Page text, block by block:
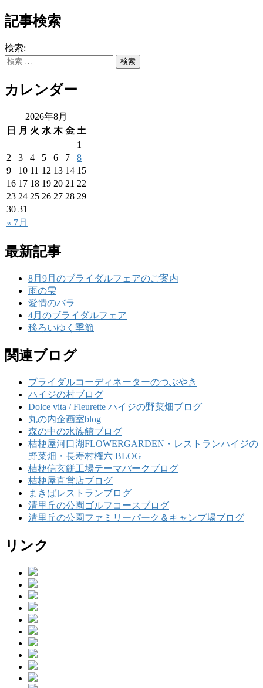
記事検索
検索:
カレンダー
2026年8月
日
月 火 水 木 金 土
« 7月
1
2
3 4 5 6 7
8
9
10 11 12 13 14 15
16 17 18 19 20 21 22
23 24 25 26 27 28 29
30 31
最新記事
8月9月のブライダルフェアのご案内
雨の雫
愛情のバラ
4月のブライダルフェア
移ろいゆく季節
関連ブログ
ブライダルコーディネーターのつぶやき
ハイジの村ブログ
Dolce vita / Fleurette ハイジの野菜畑ブログ
丸の内企画室blog
森の中の水族館ブログ
桔梗屋河口湖FLOWERGARDEN・レストランハイジの
野菜畑・長寿村権六 BLOG
桔梗信玄餅工場テーマパークブログ
桔梗屋直営店ブログ
まきばレストランブログ
清里丘の公園ゴルフコースブログ
清里丘の公園ファミリーパーク＆キャンプ場ブログ
リンク